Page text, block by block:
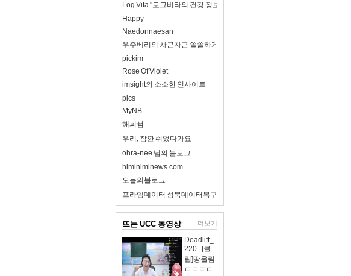
Log Vita "로그비타의 건강 정보 완전 정리"
Happy
Naedonnaesan
우주베리의 차근차근 쏠쏠하게
pickim
Rose Of Violet
imsight의 소소한 인사이트
pics
MyNB
해피썸
우리, 잠깐 쉬었다가요
ohra-nee 님의 블로그
himiniminews.com
오늘의블로그
프라임데이터 성북데이터복구
뜨는 UCC 동영상 더보기
Deadlift_
220 - [클
립]땅울림
ㄷㄷㄷㄷ